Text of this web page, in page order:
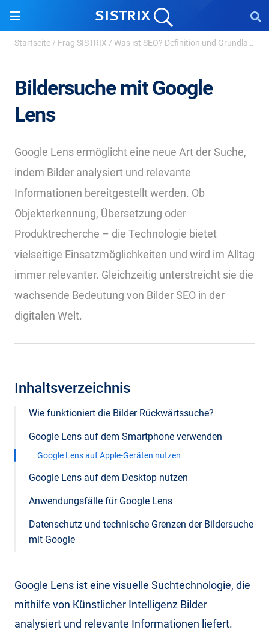
Startseite / Frag SISTRIX / Was ist SEO? Definition und Grundlagen der Suchmas...
Bildersuche mit Google
Lens
Google Lens ermöglicht eine neue Art der Suche,
indem Bilder analysiert und relevante
Informationen bereitgestellt werden. Ob
Objekterkennung, Übersetzung oder
Produktrecherche – die Technologie bietet
vielseitige Einsatzmöglichkeiten und wird im Alltag
immer relevanter. Gleichzeitig unterstreicht sie die
wachsende Bedeutung von Bilder SEO in der
digitalen Welt.
Inhaltsverzeichnis
Wie funktioniert die Bilder Rückwärtssuche?
Google Lens auf dem Smartphone verwenden
Google Lens auf Apple-Geräten nutzen
Google Lens auf dem Desktop nutzen
Anwendungsfälle für Google Lens
Datenschutz und technische Grenzen der Bildersuche
mit Google
Google Lens ist eine visuelle Suchtechnologie, die
mithilfe von Künstlicher Intelligenz Bilder
analysiert und relevante Informationen liefert.